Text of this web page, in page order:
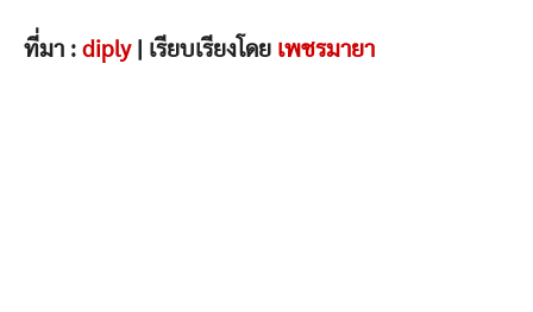
ที่มา : diply| เรียบเรียงโดย เพชรมายา